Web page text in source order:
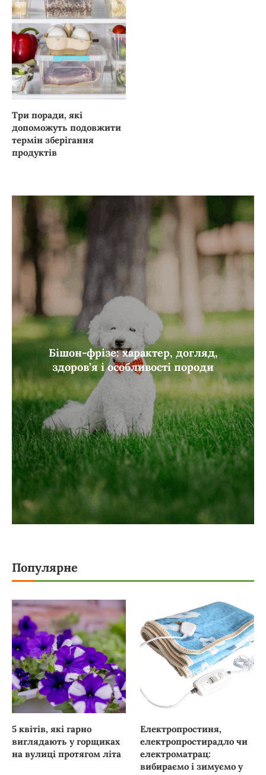
Три поради, які
допоможуть подовжити
термін зберігання
продуктів
Бішон-фрізе: характер, догляд,
здоров’я і особливості породи
Популярне
5 квітів, які гарно
виглядають у горщиках
на вулиці протягом літа
Електропростиня,
електропростирадло чи
електроматрац:
вибираємо і зимуємо у